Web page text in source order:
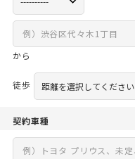
から
徒歩
契約車種